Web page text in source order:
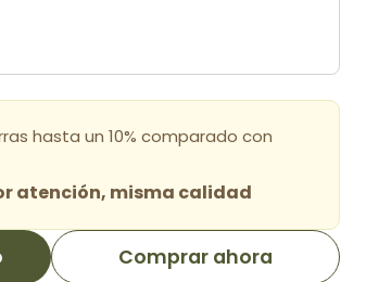
hasta un 10% comparado con
atención, misma calidad
Comprar ahora